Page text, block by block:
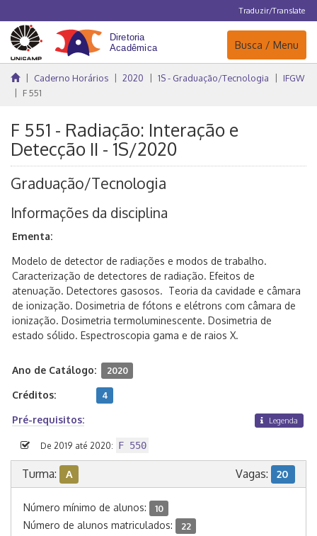
Traduzir/Translate
Navegação
Busca / Menu
Caderno Horários 2020 1S - Graduação/Tecnologia
IFGW
F 551
F 551 - Radiação: Interação e
Detecção II - 1S/2020
Graduação/Tecnologia
Informações da disciplina
Ementa:
Modelo de detector de radiações e modos de trabalho.
Caracterização de detectores de radiação. Efeitos de
atenuação. Detectores gasosos. Teoria da cavidade e câmara
de ionização. Dosimetria de fótons e elétrons com câmara de
ionização. Dosimetria termoluminescente. Dosimetria de
estado sólido. Espectroscopia gama e de raios X.
Ano de Catálogo: 2020
Créditos: 4
Pré-requisitos: Legenda
De 2019 até 2020: F 550
Turma: A Vagas: 20
Número mínimo de alunos: 10
Número de alunos matriculados: 22